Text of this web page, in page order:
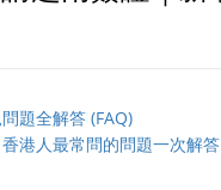
題全解答 (FAQ)
港人最常問的問題一次解答